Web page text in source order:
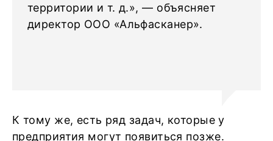
территории и т. д.», — объясняет
директор ООО «Альфасканер».
К тому же, есть ряд задач, которые у
предприятия могут появиться позже.